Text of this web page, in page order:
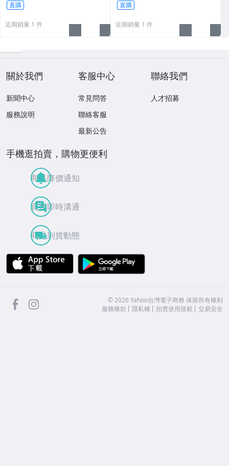
直購
近期銷量 1 件
直購
近期銷量 1 件
關於我們
新聞中心
服務說明
客服中心
常見問答
聯絡客服
最新公告
聯絡我們
人才招募
手機逛拍賣，購物更便利
商品降價通知
買賣即時溝通
商品到貨動態
APP Store
facebook ©2026 Yahoo台灣電子商務 保留所有權利
服務條款
隱私權 拍賣使用規範 交易安全